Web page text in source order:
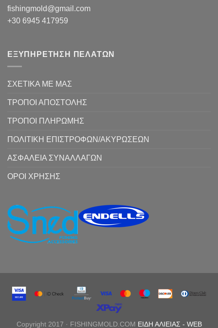
fishingmold@gmail.com
+30 6945 417959
ΕΞΥΠΗΡΕΤΗΣΗ ΠΕΛΑΤΩΝ
ΣΧΕΤΙΚΑ ΜΕ ΜΑΣ
ΤΡΟΠΟΙ ΑΠΟΣΤΟΛΗΣ
ΤΡΟΠΟΙ ΠΛΗΡΩΜΗΣ
ΠΟΛΙΤΙΚΗ ΕΠΙΣΤΡΟΦΩΝ/ΑΚΥΡΩΣΕΩΝ
ΑΣΦΑΛΕΙΑ ΣΥΝΑΛΛΑΓΩΝ
ΟΡΟΙ ΧΡΗΣΗΣ
Copyright 2017 · FISHINGMOLD.COM ΕΙΔΗ ΑΛΙΕΙΑΣ - WEB